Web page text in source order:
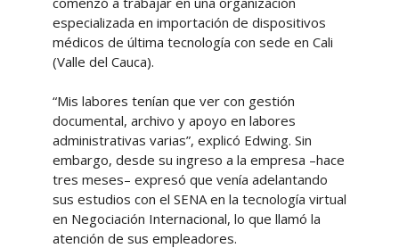
especializada en importación de dispositivos
médicos de última tecnología con sede en Cali
(Valle del Cauca).
“Mis labores tenían que ver con gestión
documental, archivo y apoyo en labores
administrativas varias”, explicó Edwing. Sin
embargo, desde su ingreso a la empresa –hace
tres meses– expresó que venía adelantando
sus estudios con el SENA en la tecnología virtual
en Negociación Internacional, lo que llamó la
atención de sus empleadores.